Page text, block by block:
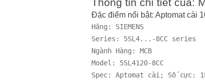
Thông tin chi tiết của:
Đặc điểm nổi bật: Aptomat cài
Hãng: SIEMENS
Series: 5SL4...-8CC series
Ngành Hàng: MCB
Model: 5SL4120-8CC
Spec: Aptomat cài; Số cực: